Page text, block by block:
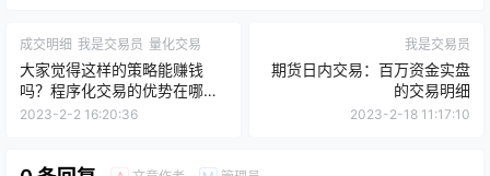
成交明细 我是交易员 量化交易
大家觉得这样的策略能赚钱
吗？程序化交易的优势在哪
里？
2023-2-2 16:20:36
我是交易员
期货日内交易：百万资金实盘
的交易明细
2023-2-18 11:17:10